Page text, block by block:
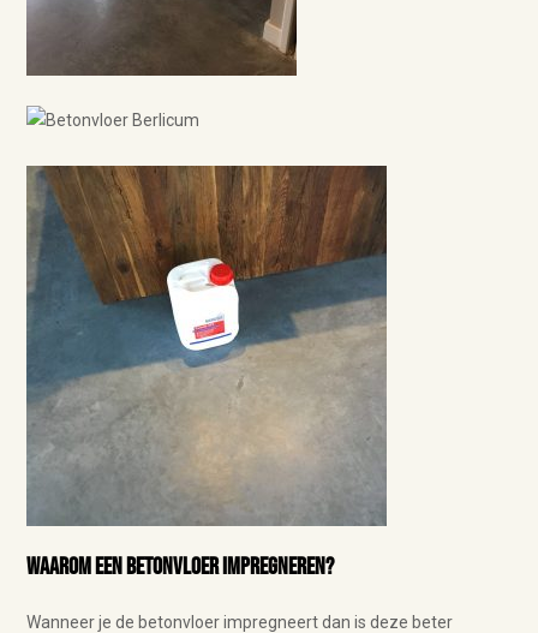
Waarom een betonvloer impregneren?
Wanneer je de betonvloer impregneert dan is deze beter